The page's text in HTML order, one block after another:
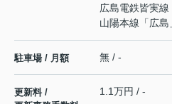
広島電鉄皆実線
山陽本線 「広島
駐車場 / 月額 無 / -
更新料 /
1.1万円 / -